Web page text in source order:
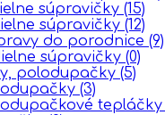
súpravičky (15)
súpravičky (12)
do porodnice (9)
súpravičky (0)
polodupačky (5)
(3)
tepláčky